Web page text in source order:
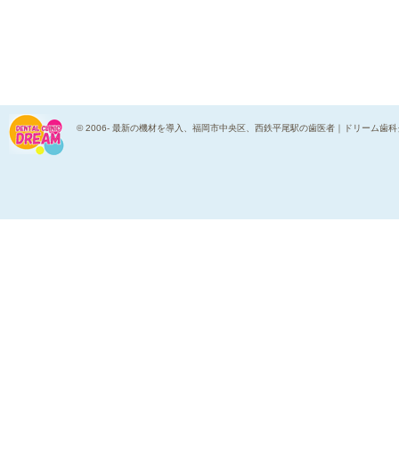
© 2006- 最新の機材を導入、福岡市中央区、西鉄平尾駅の歯医者｜ドリーム歯